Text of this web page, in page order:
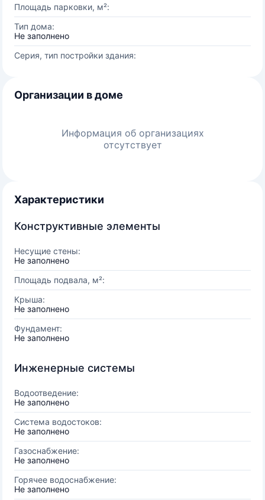
Площадь парковки, м²:
Тип дома:
Не заполнено
Серия, тип постройки здания:
Организации в доме
Информация об организациях
отсутствует
Характеристики
Конструктивные элементы
Несущие стены:
Не заполнено
Площадь подвала, м²:
Крыша:
Не заполнено
Фундамент:
Не заполнено
Инженерные системы
Водоотведение:
Не заполнено
Система водостоков:
Не заполнено
Газоснабжение:
Не заполнено
Горячее водоснабжение:
Не заполнено